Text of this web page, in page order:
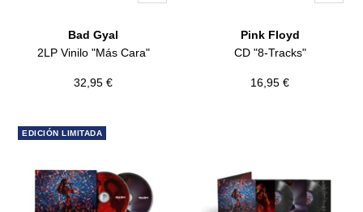
Añadir
Bad Gyal
2LP Vinilo "Más Cara"
Precio
32,95 €
Añadir
Pink Floyd
CD "8-Tracks"
Precio
16,95 €
EDICIÓN LIMITADA